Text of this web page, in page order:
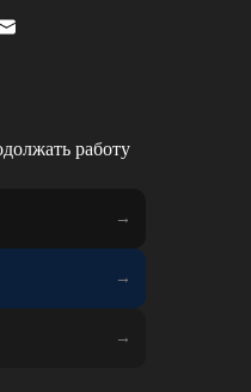
работу